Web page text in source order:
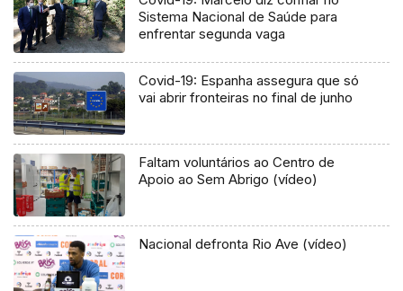
Sistema Nacional de Saúde para
enfrentar segunda vaga
Covid-19: Espanha assegura que só
vai abrir fronteiras no final de junho
Faltam voluntários ao Centro de
Apoio ao Sem Abrigo (vídeo)
Nacional defronta Rio Ave (vídeo)